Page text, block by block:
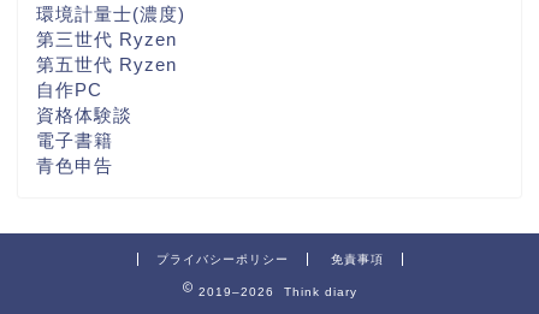
環境計量士(濃度)
第三世代 Ryzen
第五世代 Ryzen
自作PC
資格体験談
電子書籍
青色申告
プライバシーポリシー 免責事項
2019–2026 Think diary